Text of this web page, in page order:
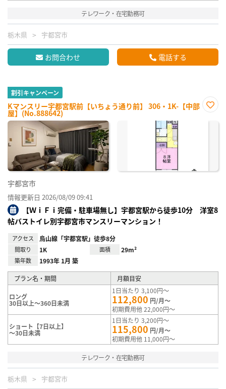
テレワーク・在宅勤務可
栃木県 宇都宮市
お問合わせ 電話する
割引キャンペーン
Kマンスリー宇都宮駅前【いちょう通り前】 306・1K-【中部
屋】(No.888642)
に入
宇都宮市
情報更新日 2026/08/09 09:41
【ＷｉＦｉ完備・駐車場無し】宇都宮駅から徒歩10分 洋室8
帖バストイレ別宇都宮市マンスリーマンション！
アクセス 烏山線「宇都宮駅」徒歩8分
間取り 1K 面積 29m²
築年数 1993年 1月 築
プラン名・期間 月額目安
ロング
30日以上～360日未満
1日当たり 3,100円～
112,800 円/月～
初期費用他 22,000円～
ショート【7日以上】
～30日未満
1日当たり 3,200円～
115,800 円/月～
初期費用他 11,000円～
テレワーク・在宅勤務可
栃木県 宇都宮市